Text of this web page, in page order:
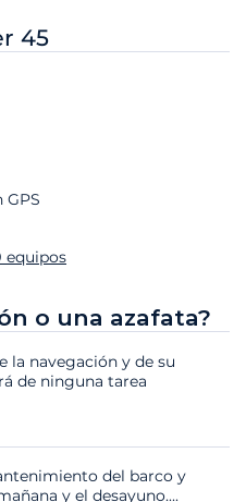
45
equipos
o una azafata?
la navegación y de su
de ninguna tarea
del barco y
y el desayuno....